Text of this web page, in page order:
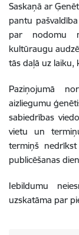
Saskaņā ar
pantu
par nodomu
kultūraugu
tās daļā uz laiku,
Paziņojumā
aizliegumu
sabiedrības
vietu un
termiņš
publicēšanas
Iebildumu
uzskatāma par